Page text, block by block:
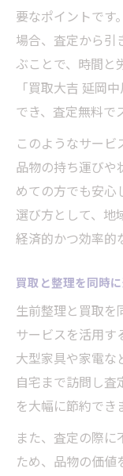
要なポイントです
場合、査定から引
ぶことで、時間と
「買取大吉 延岡
でき、査定無料で
このようなサービ
品物の持ち運びや
めての方でも安心
選び方として、地
経済的かつ効率的
買取と整理を同時
生前整理と買取を
サービスを活用す
大型家具や家電な
自宅まで訪問し
を大幅に節約でき
また、査定の際
ため、品物の価値